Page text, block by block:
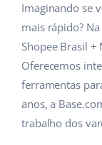
Automação do
IA para
Base Analytics
Casa e jardim
Produtos infantis
Peças
Ajuda
Academy
Serviços
english (US)
english (GB)
english (IN)
čeština
Imaginando se
mais rápido?
Shopee Brasil +
Oferecemos
ferramentas
anos, a
trabalho dos